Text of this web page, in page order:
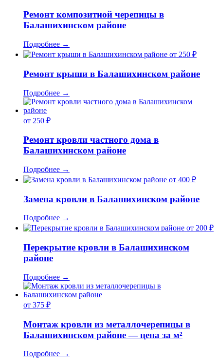
Ремонт композитной черепицы в
Балашихинском районе
Подробнее →
от 250 ₽
Ремонт крыши в Балашихинском районе
Подробнее →
от 250 ₽
Ремонт кровли частного дома в
Балашихинском районе
Подробнее →
от 400 ₽
Замена кровли в Балашихинском районе
Подробнее →
от 200 ₽
Перекрытие кровли в Балашихинском
районе
Подробнее →
от 375 ₽
Монтаж кровли из металлочерепицы в
Балашихинском районе — цена за м²
Подробнее →